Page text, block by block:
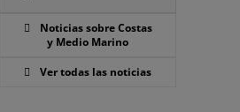
Noticias sobre Costas
y Medio Marino
Ver todas las noticias